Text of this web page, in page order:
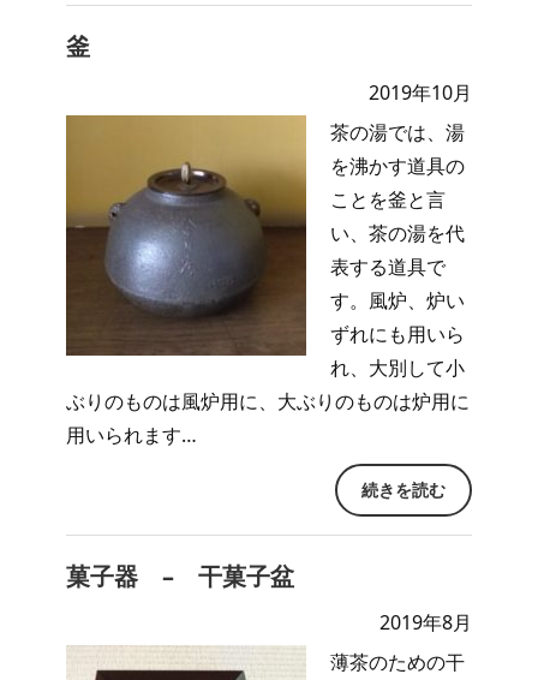
釜
2019年10月
茶の湯では、湯
を沸かす道具の
ことを釜と言
い、茶の湯を代
表する道具で
す。風炉、炉い
ずれにも用いら
れ、大別して小
ぶりのものは風炉用に、大ぶりのものは炉用に
用いられます…
続きを読む
菓子器 – 干菓子盆
2019年8月
薄茶のための干